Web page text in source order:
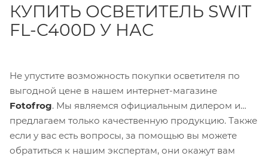
КУПИТЬ ОСВЕТИТЕЛЬ SWIT
FL-C400D У НАС
Не упустите возможность покупки осветителя по
выгодной цене в нашем интернет-магазине
Fotofrog. Мы являемся официальным дилером и
предлагаем только качественную продукцию. Также
если у вас есть вопросы, за помощью вы можете
обратиться к нашим экспертам, они окажут вам